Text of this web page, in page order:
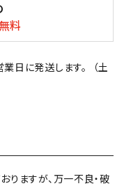
料
日に発送します。 （土
りますが、万一不良・破